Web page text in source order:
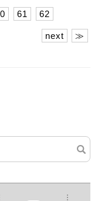
61 62
next ≫